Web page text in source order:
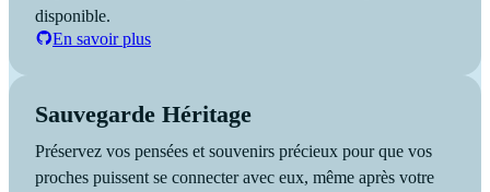
disponible.
En savoir plus
Sauvegarde Héritage
Préservez vos pensées et souvenirs précieux pour que vos
proches puissent se connecter avec eux, même après votre